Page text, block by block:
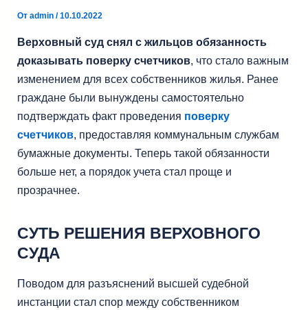
Отadmin/10.10.2022
Верховный суд снял с жильцов обязанность
доказывать поверку счетчиков, что стало важным
изменением для всех собственников жилья. Ранее
граждане были вынуждены самостоятельно
подтверждать факт проведения поверку
счетчиков, предоставляя коммунальным службам
бумажные документы. Теперь такой обязанности
больше нет, а порядок учета стал проще и
прозрачнее.
СУТЬ РЕШЕНИЯ ВЕРХОВНОГО
СУДА
Поводом для разъяснений высшей судебной
инстанции стал спор между собственником